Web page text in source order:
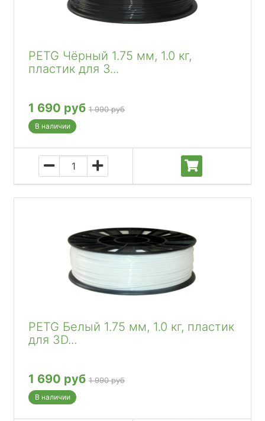
PETG Чёрный 1.75 мм, 1.0 кг,
пластик для 3...
1 690 руб 1 990 руб
В наличии
PETG Белый 1.75 мм, 1.0 кг, пластик
для 3D...
1 690 руб 1 990 руб
В наличии